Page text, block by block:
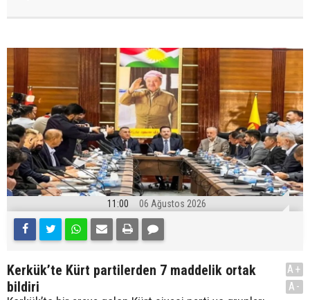
11:00 06 Ağustos 2026
Kerkük’te Kürt partilerden 7 maddelik ortak
bildiri
A+
A-